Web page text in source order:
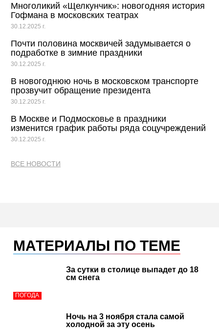
Многоликий «Щелкунчик»: новогодняя история
Гофмана в московских театрах
30.12.2025 г.
Почти половина москвичей задумывается о
подработке в зимние праздники
30.12.2025 г.
В новогоднюю ночь в московском транспорте
прозвучит обращение президента
30.12.2025 г.
В Москве и Подмосковье в праздники
изменится график работы ряда соцучреждений
30.12.2025 г.
ВСЕ НОВОСТИ
МАТЕРИАЛЫ ПО ТЕМЕ
ПОГОДА
За сутки в столице выпадет до 18
см снега
Ночь на 3 ноября стала самой
холодной за эту осень